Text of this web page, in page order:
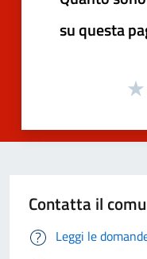
su questa
Contatta il
Leggi le